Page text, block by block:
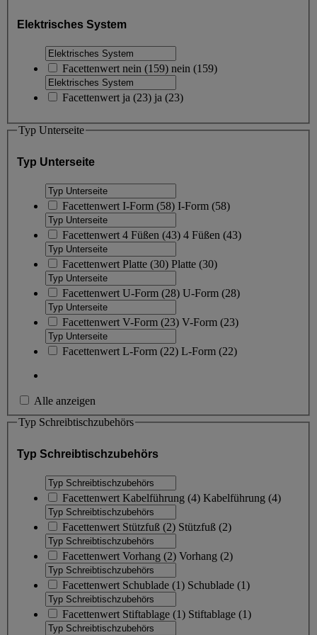
Elektrisches System
Facettenwert nein (159) nein (159)
Facettenwert ja (23) ja (23)
Typ Unterseite
Typ Unterseite
Facettenwert I-Form (58) I-Form (58)
Facettenwert 4 Füßen (43) 4 Füßen (43)
Facettenwert Platte (30) Platte (30)
Facettenwert U-Form (28) U-Form (28)
Facettenwert V-Form (23) V-Form (23)
Facettenwert L-Form (22) L-Form (22)
Alle anzeigen
Typ Schreibtischzubehörs
Typ Schreibtischzubehörs
Facettenwert Kabelführung (4) Kabelführung (4)
Facettenwert Stützfuß (2) Stützfuß (2)
Facettenwert Vorhang (2) Vorhang (2)
Facettenwert Schublade (1) Schublade (1)
Facettenwert Stiftablage (1) Stiftablage (1)